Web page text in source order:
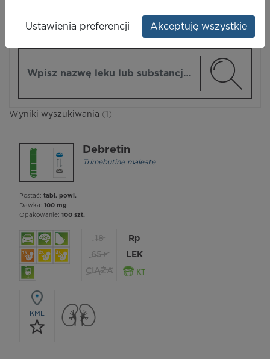
Wyniki wyszukiwania (1)
Debretin
Trimebutine maleate
Postać: tabl. powl.
Dawka: 100 mg
Opakowanie: 100 szt.
18
65+
CIĄŻA
Rp
LEK
KML
Ustawienia preferencji Akceptuję wszystkie